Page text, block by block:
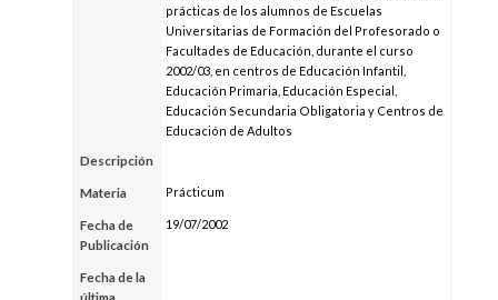
prácticas de los alumnos de Escuelas
Universitarias de Formación del Profesorado o
Facultades de Educación, durante el curso
2002/03, en centros de Educación Infantil,
Educación Primaria, Educación Especial,
Educación Secundaria Obligatoria y Centros de
Educación de Adultos
Descripción
Materia Prácticum
Fecha de
Publicación
19/07/2002
Fecha de la